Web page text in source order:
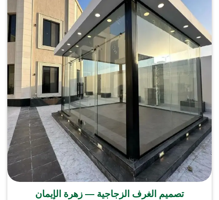
تصميم الغرف الزجاجية — زهرة الإيمان